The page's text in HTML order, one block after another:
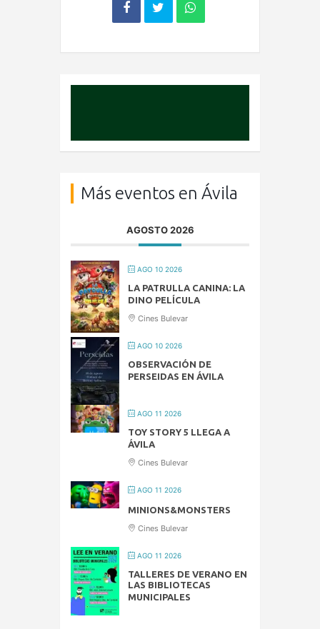
Más eventos en Ávila
AGOSTO 2026
AGO 10 2026
LA PATRULLA CANINA: LA
DINO PELÍCULA
Cines Bulevar
AGO 10 2026
OBSERVACIÓN DE
PERSEIDAS EN ÁVILA
AGO 11 2026
TOY STORY 5 LLEGA A
ÁVILA
Cines Bulevar
AGO 11 2026
MINIONS&MONSTERS
Cines Bulevar
AGO 11 2026
TALLERES DE VERANO EN
LAS BIBLIOTECAS
MUNICIPALES